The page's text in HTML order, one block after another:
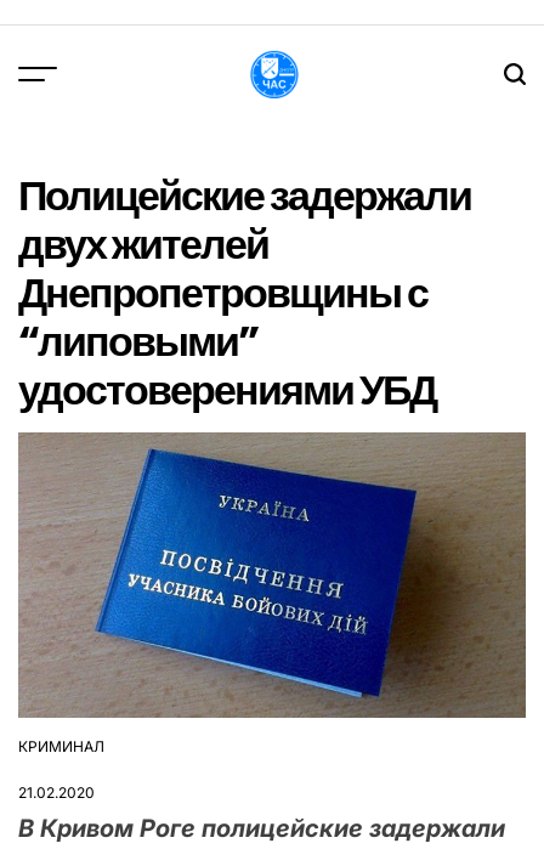
вмісту
Полицейские задержали
двух жителей
Днепропетровщины с
“липовыми”
удостоверениями УБД
ОПУБЛІКУВАТИ
КРИМИНАЛ
21.02.2020
В Кривом Роге полицейские задержали